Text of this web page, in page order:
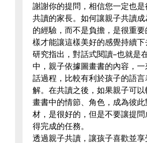
謝謝你的提問，相信您一定也
共讀的家長。如何讓親子共讀
的經驗，而不是負擔，是很重
樣才能讓這樣美好的感覺持續下
研究指出，對話式閱讀–也就是
中，親子依據圖畫書的內容，
話過程，比較有利於孩子的語
解。在共讀之後，如果親子可
畫書中的情節、角色，成為彼
材，是很好的，但是不要讓提
得完成的任務。
透過親子共讀，讓孩子喜歡並享